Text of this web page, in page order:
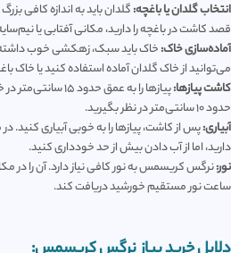
انتخاب گلدان یا باغچه:گلدان باید به اندازه کافی
قصد کاشت در باغچه را دارید، مکانی آفتابی یا
آماده‌سازی خاک:خاک باید سبک، زهکشی خوب داشته
می‌توانید از خاک گلدان آماده استفاده کنید یا خاک
کاشت پیازها:
پیازها را به عمق
حدود 10 سانتی‌متر در نظر بگیرید.
آبیاری:پس از کاشت، پیازها را به خوبی آبیاری
دارید، اما از آب دادن بیش از حد خودداری کنید.
نور:
ساعت نور مستقیم خورشید دریافت کند.